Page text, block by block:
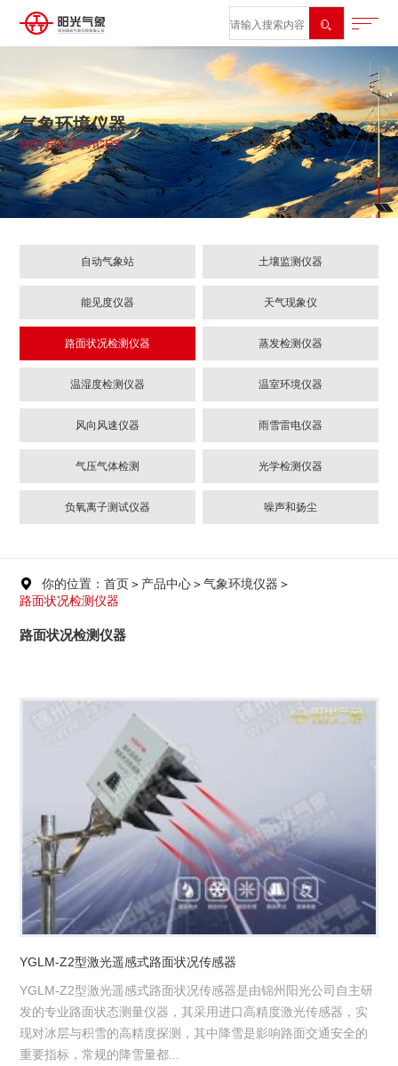

气象环境仪器
METEO DEVICES
自动气象站 土壤监测仪器
能见度仪器 天气现象仪
路面状况检测仪器 蒸发检测仪器
温湿度检测仪器 温室环境仪器
风向风速仪器 雨雪雷电仪器
气压气体检测 光学检测仪器
负氧离子测试仪器 噪声和扬尘
 你的位置：首页＞ 产品中心＞气象环境仪器 ＞
路面状况检测仪器
路面状况检测仪器
YGLM-Z2型激光遥感式路面状况传感器
YGLM-Z2型激光遥感式路面状况传感器是由锦州阳光公司自主研
发的专业路面状态测量仪器，其采用进口高精度激光传感器，实
现对冰层与积雪的高精度探测，其中降雪是影响路面交通安全的
重要指标，常规的降雪量都...